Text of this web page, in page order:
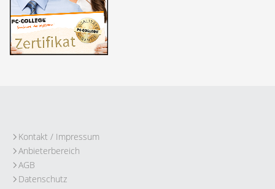
Kontakt / Impressum
Anbieterbereich
AGB
Datenschutz